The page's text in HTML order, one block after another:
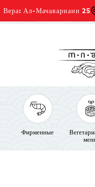
Вера: Ал-Мачавариани 25
Фирменные